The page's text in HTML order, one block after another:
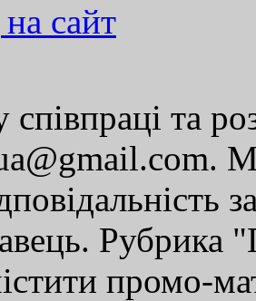
сайт
співпраці та
Рубрика
промо-